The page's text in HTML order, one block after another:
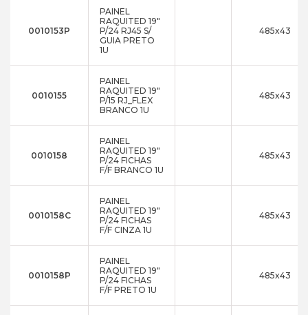
0010153P
PAINEL
RAQUITED 19"
P/24 RJ45 S/
GUIA PRETO
1U
485x43
0010155
PAINEL
RAQUITED 19"
P/15 RJ_FLEX
BRANCO 1U
485x43
0010158
PAINEL
RAQUITED 19"
P/24 FICHAS
F/F BRANCO 1U
485x43
0010158C
PAINEL
RAQUITED 19"
P/24 FICHAS
F/F CINZA 1U
485x43
0010158P
PAINEL
RAQUITED 19"
P/24 FICHAS
F/F PRETO 1U
485x43